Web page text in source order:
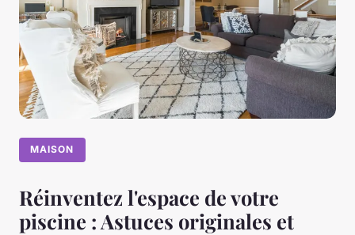
MAISON
Réinventez l'espace de votre
piscine : Astuces originales et